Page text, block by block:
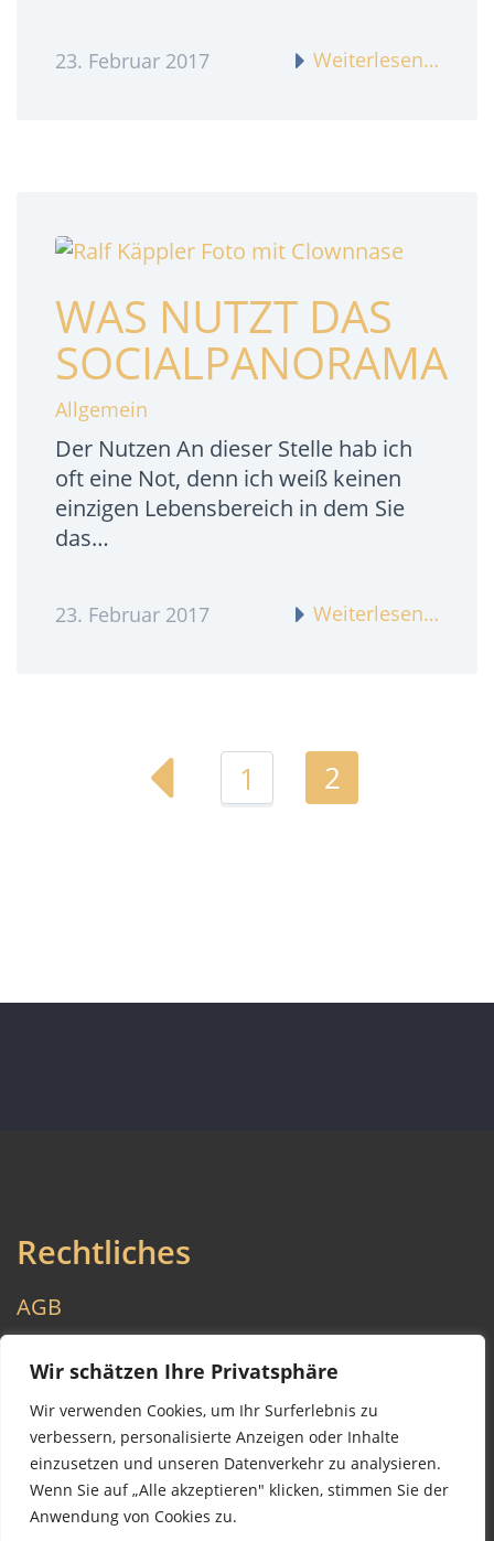
Wir schätzen Ihre Privatsphäre
Wir verwenden Cookies, um Ihr Surferlebnis zu
verbessern, personalisierte Anzeigen oder Inhalte
einzusetzen und unseren Datenverkehr zu analysieren.
Wenn Sie auf „Alle akzeptieren" klicken, stimmen Sie der
Anwendung von Cookies zu.
23. Februar 2017 Weiterlesen…
WAS NUTZT DAS
SOCIALPANORAMA
Allgemein
Der Nutzen An dieser Stelle hab ich
oft eine Not, denn ich weiß keinen
einzigen Lebensbereich in dem Sie
das…
23. Februar 2017 Weiterlesen…
1 2
Rechtliches
AGB
Datenschutzerklärung
Impressum